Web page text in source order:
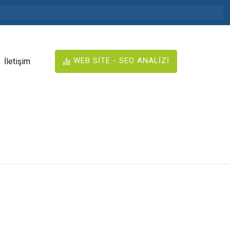
İletişim WEB SİTE - SEO ANALİZİ